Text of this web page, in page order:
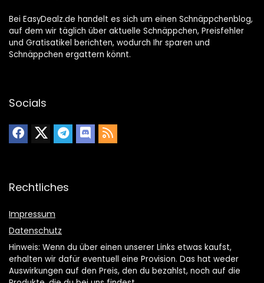
Bei EasyDealz.de handelt es sich um einen Schnäppchenblog,
auf dem wir täglich über aktuelle Schnäppchen, Preisfehler
und Gratisatikel berichten, wodurch Ihr sparen und
Schnäppchen ergattern könnt.
Socials
Rechtliches
Impressum
Datenschutz
Hinweis: Wenn du über einen unserer Links etwas kaufst,
erhalten wir dafür eventuell eine Provision. Das hat weder
Auswirkungen auf den Preis, den du bezahlst, noch auf die